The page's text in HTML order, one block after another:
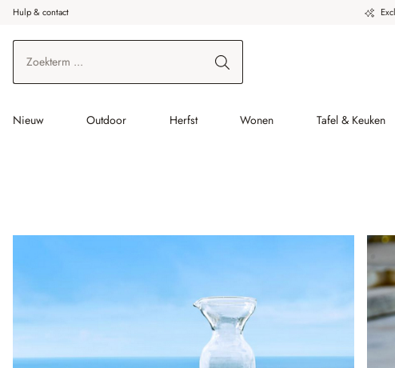
de hoofdinhoud
Ga naar zoeken
Ga naar de hoofdnavigatie
Hulp & contact
Nieuw Outdoor Herfst Wonen Tafel & Keuken